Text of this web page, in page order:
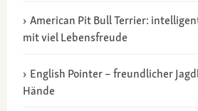
American Pit Bull Terrier:
mit viel Lebensfreude
English Pointer – freundlicher
Hände